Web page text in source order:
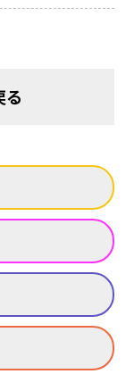
る